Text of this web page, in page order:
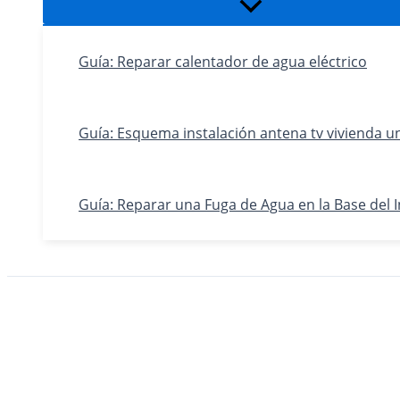
Alternar
Guía: Reparar calentador de agua eléctrico
Guía: Esquema instalación antena tv vivienda
Guía: Reparar una Fuga de Agua en la Base del